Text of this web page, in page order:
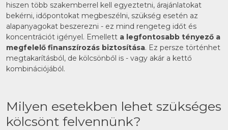
hiszen több szakemberrel kell egyeztetni, árajánlatokat
bekérni, időpontokat megbeszélni, szükség esetén az
alapanyagokat beszerezni - ez mind rengeteg időt és
koncentrációt igényel. Emellett a legfontosabb tényező a
megfelelő finanszírozás biztosítása. Ez persze történhet
megtakarításból, de kölcsönből is - vagy akár a kettő
kombinációjából.
Milyen esetekben lehet szükséges
kölcsönt felvennünk?